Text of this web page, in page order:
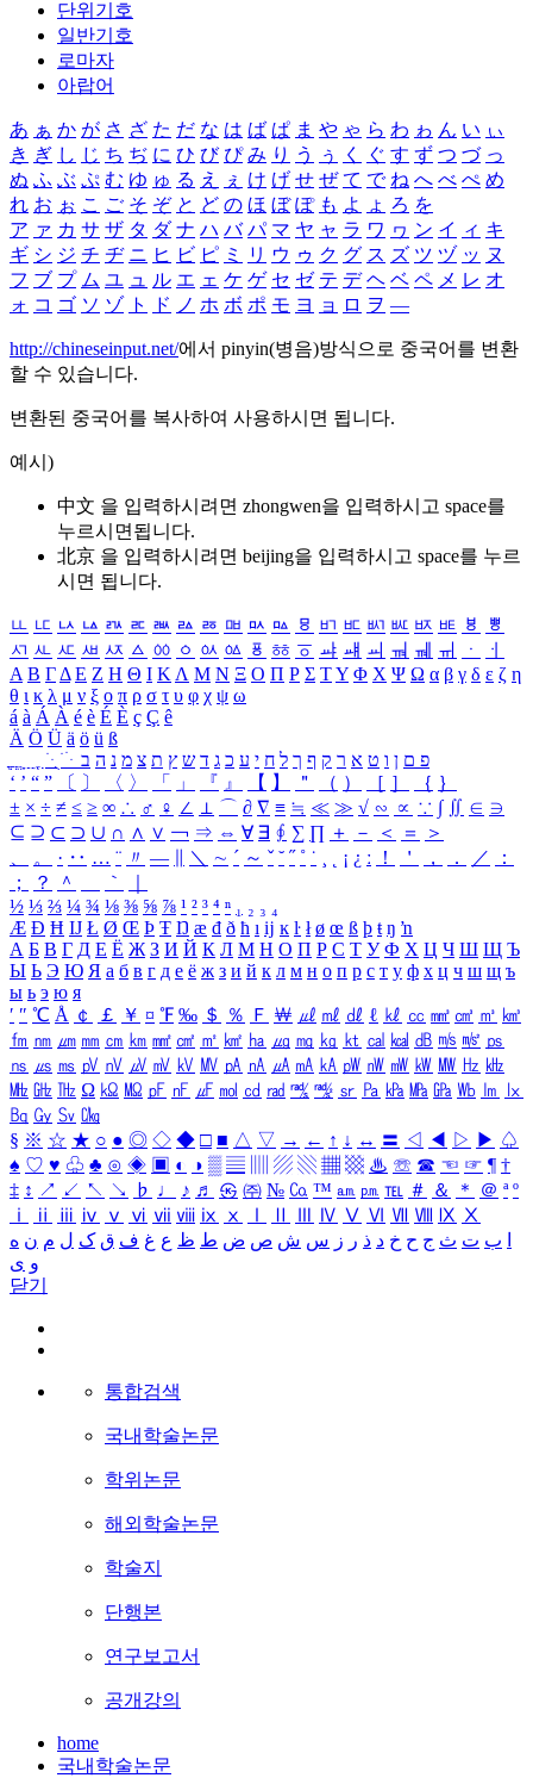
단위기호
일반기호
로마자
아랍어
あ ぁ か が さ ざ た だ な は ば ぱ ま や ゃ ら わ ゎ ん い ぃ
き ぎ し じ ち ぢ に ひ び ぴ み り う ぅ く ぐ す ず つ づ っ
ぬ ふ ぶ ぷ む ゆ ゅ る え ぇ け げ せ ぜ て で ね へ べ ぺ め
れ お ぉ こ ご そ ぞ と ど の ほ ぼ ぽ も よ ょ ろ を
ア ァ カ サ ザ タ ダ ナ ハ バ パ マ ヤ ャ ラ ワ ヮ ン イ ィ キ
ギ シ ジ チ ヂ ニ ヒ ビ ピ ミ リ ウ ゥ ク グ ス ズ ツ ヅ ッ ヌ
フ ブ プ ム ユ ュ ル エ ェ ケ ゲ セ ゼ テ デ ヘ ベ ペ メ レ オ
ォ コ ゴ ソ ゾ ト ド ノ ホ ボ ポ モ ヨ ョ ロ ヲ ―
http://chineseinput.net/에서 pinyin(병음)방식으로 중국어를 변환
할 수 있습니다.
변환된 중국어를 복사하여 사용하시면 됩니다.
예시)
中文 을 입력하시려면 zhongwen을 입력하시고 space를
누르시면됩니다.
北京 을 입력하시려면 beijing을 입력하시고 space를 누르
시면 됩니다.
ㅥ ㅦ ㅧ ㅨ ㅩ ㅪ ㅫ ㅬ ㅭ ㅮ ㅯ ㅰ ㅱ ㅲ ㅳ ㅴ ㅵ ㅶ ㅷ ㅸ
ㅹ
ㅺ ㅻ ㅼ ㅽ ㅾ ㅿ ㆀ ㆁ ㆂ ㆃ ㆄ ㆅ ㆆ ㆇ ㆈ ㆉ ㆊ ㆋ ㆌ ㆍ
ㆎ
Α Β ΓΔ Ε Ζ Η Θ Ι ΚΛ Μ Ν Ξ Ο Π Ρ Σ ΤΥ Φ Χ Ψ Ω α β γ δ ε ζ η
θ ι κ λ μ ν ξ ο π ρ σ τ υ φ χ ψ ω
á à Á À é è É È ç Ç ê
Ä Ö Ü ä ö ü ß
ִֶֹ ֻּ ׁׂ פ ם ן ו ט א ר ק ף ך ל ח י ע כ ג ד ש ץ ת צ מ נ ה ב
‘ ’ “ ” 〔 〕 〈 〉 「 」 『 』 【 】 ＂ （ ） ［ ］ ｛ ｝
± × ÷ ≠ ≤ ≥ ∞ ∴ ♂ ♀ ∠ ⊥ ⌒ ∂ ∇ ≡ ≒ ≪ ≫ √ ∽ ∝ ∵ ∫ ∬ ∈ ∋
⊆ ⊇ ⊂ ⊃ ∪ ∩ ∧ ∨ ￢ ⇒ ⇔ ∀ ∃ ∮ ∑ ∏ ＋ － ＜ ＝
＞
、
。 · ‥ … ¨ 〃 ― ＼ ∼ ´ ～ ˇ ˘ ˝ ˚ ˙ ¸ ¡ ¿ ː ！ ＇ ， ． ／
：
；
？ ＾ ｀
½ ⅓ ⅔ ¼ ¾ ⅛ ⅜ ⅝ ⅞ ¹ ² ³ ⁴ ⁿ ₁ ₂ ₃ ₄
Æ Ð Ħ Ĳ Ł Ø Œ Þ Ŧ Ŋ æ đ ð ħ ı ĳ ĸ ŀ ł ø œ ß þ ŧ ŋ ŉ
А Б В Г Д Е Ё Ж З И Й К Л М Н О П Р С Т У Ф Х Ц Ч Ш Щ Ъ
Ы Ь Э Ю Я а б в г д е ё ж з и й к л м н о п р с т у ф х ц ч ш щ ъ
ы ь э ю я
′ ″ ℃ Å ￠ ￡ ￥ ¤ ℉ ‰ ＄ ％ Ｆ ￦ ㎕ ㎖ ㎗ ℓ ㎘ ㏄ ㎣ ㎤ ㎥ ㎦
㎙ ㎚ ㎛ ㎜ ㎝ ㎞ ㎟ ㎠ ㎡ ㎢ ㏊ ㎍ ㎎ ㎏ ㏏ ㎈ ㎉ ㏈ ㎧ ㎨ ㎰
㎱ ㎲ ㎳ ㎴ ㎵ ㎶ ㎷ ㎸ ㎹ ㎀ ㎁ ㎂ ㎃ ㎄ ㎺ ㎻ ㎽ ㎾ ㎿ ㎐ ㎑
㎒ ㎓ ㎔ Ω ㏀ ㏁ ㎊ ㎋ ㎌ ㏖ ㏅ ㎭ ㎮ ㎯ ㏛ ㎩ ㎪ ㎫ ㎬ ㏝ ㏐
㏓
㏃ ㏉ ㏜ ㏆
§ ※ ☆ ★ ○ ● ◎ ◇ ◆ □ ■ △ ▽ → ← ↑ ↓ ↔ 〓 ◁ ◀ ▷ ▶ ♤
♠ ♡ ♥ ♧ ♣ ⊙ ◈ ▣ ◐ ◑ ▒ ▤ ▨ ▧ ▦ ▩ ♨ ☏ ☎ ☜ ☞ ¶ †
‡ ↕ ↗ ↙ ↖ ↘ ♭ ♩ ♪ ♬ ㉿ ㈜ № ㏇ ™ ㏂ ㏘ ℡ ＃ ＆ ＊ ＠ ª º
ⅰ
ⅱ ⅲ ⅳ ⅴ ⅵ ⅶ ⅷ ⅸ ⅹ Ⅳ Ⅴ Ⅵ Ⅶ Ⅷ Ⅸ Ⅹ
ب ت ث ج ح خ د ذ ر ز س ش ص ض ط ظ ع غ ف ق ک ل م ن ه
و ی
닫기
통합검색
국내학술논문
학위논문
해외학술논문
학술지
단행본
연구보고서
공개강의
home
국내학술논문